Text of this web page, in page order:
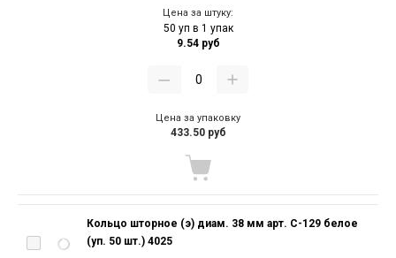
Цена за штуку:
50 уп в 1 упак
9.54 руб
Цена за упаковку
433.50 руб
Кольцо шторное (э) диам. 38 мм арт. С-129 белое
(уп. 50 шт.) 4025